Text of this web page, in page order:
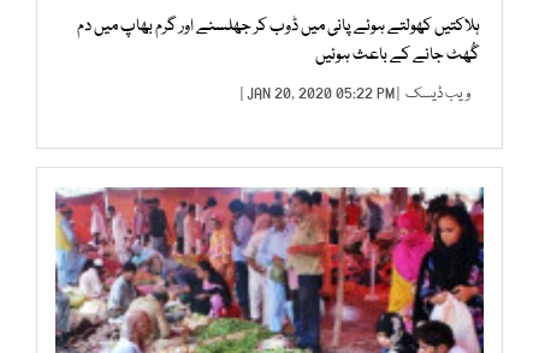
ہلاکتیں کھولتے ہوئے پانی میں ڈوب کر جھلسنے اور گرم بھاپ میں دم
گُھٹ جانے کے باعث ہوئیں
ویب ڈیسک | JAN 20, 2020 05:22 PM |